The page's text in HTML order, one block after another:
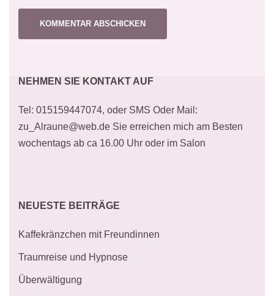
NEHMEN SIE KONTAKT AUF
Tel: 015159447074, oder SMS Oder Mail:
zu_Alraune@web.de Sie erreichen mich am Besten
wochentags ab ca 16.00 Uhr oder im Salon
NEUESTE BEITRÄGE
Kaffekränzchen mit Freundinnen
Traumreise und Hypnose
Überwältigung